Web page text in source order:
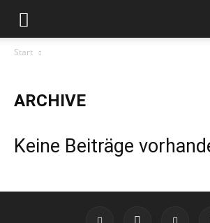
Start
ARCHIVE
Keine Beiträge